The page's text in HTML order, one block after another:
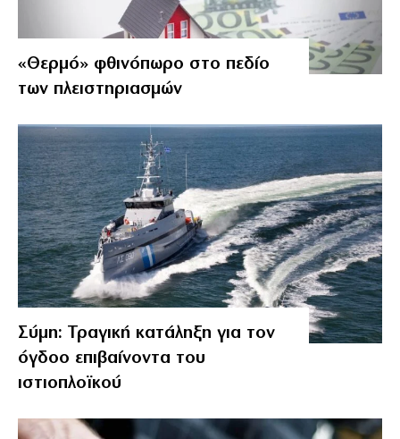
«Θερμό» φθινόπωρο στο πεδίο
των πλειστηριασμών
Σύμη: Τραγική κατάληξη για τον
όγδοο επιβαίνοντα του
ιστιοπλοϊκού